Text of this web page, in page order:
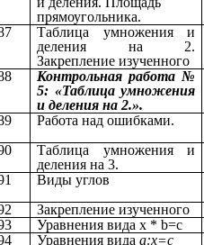
прямоугольника.
Таблица умножения и
деления на 2.
Закрепление изученного
Контрольная работа №
5: «Таблица умножения
и деления на 2.».
Работа над ошибками.
Таблица умножения и
деления на 3.
Виды углов
Закрепление изученного
Уравнения вида х * b=c
Уравнения видаа:х=с